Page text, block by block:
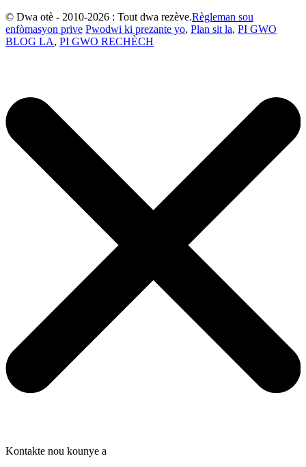
© Dwa otè - 2010-2026 : Tout dwa rezève.Règleman sou
enfòmasyon prive Pwodwi ki prezante yo, Plan sit la, PI GWO
BLOG LA, PI GWO RECHÈCH
Kontakte nou kounye a